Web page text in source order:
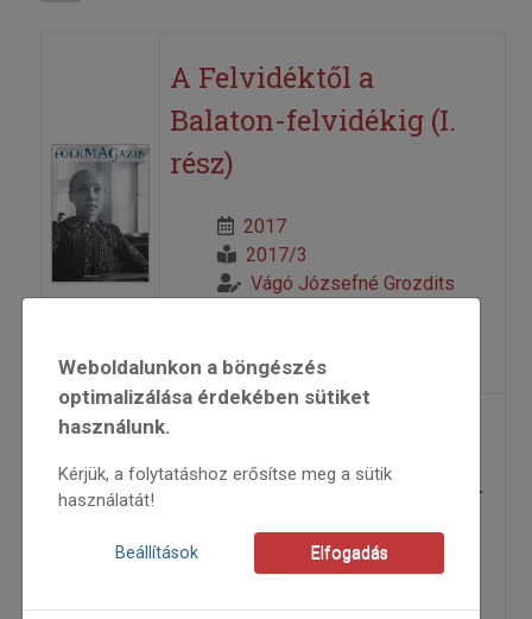
A Felvidéktől a
Balaton-felvidékig (I.
rész)
2017
2017/3
Vágó Józsefné Grozdits
A Felvidéktől a
Balaton-felvidékig – II.
2017/4
Weboldalunkon a böngészés
optimalizálása érdekében sütiket
használunk.
Kérjük, a folytatáshoz erősítse meg a sütik
használatát!
Beállítások Elfogadás